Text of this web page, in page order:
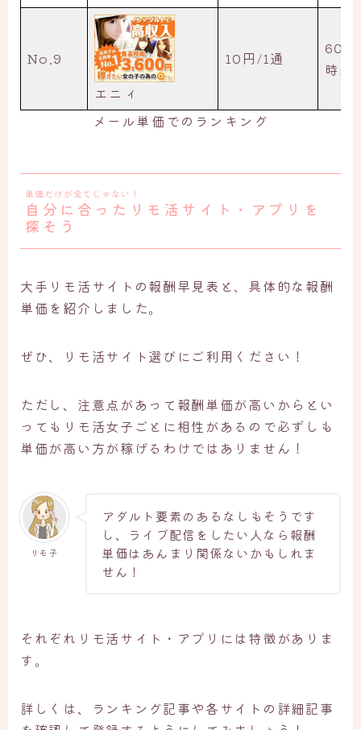
No.9
エニィ
10円/1通
60
時給
メール単価でのランキング
単価だけが全てじゃない！
自分に合ったリモ活サイト・アプリを
探そう
大手リモ活サイトの報酬早見表と、具体的な報酬
単価を紹介しました。
ぜひ、リモ活サイト選びにご利用ください！
ただし、注意点があって報酬単価が高いからとい
ってもリモ活女子ごとに相性があるので必ずしも
単価が高い方が稼げるわけではありません！
リモ子
アダルト要素のあるなしもそうです
し、ライブ配信をしたい人なら報酬
単価はあんまり関係ないかもしれま
せん！
それぞれリモ活サイト・アプリには特徴がありま
す。
詳しくは、ランキング記事や各サイトの詳細記事